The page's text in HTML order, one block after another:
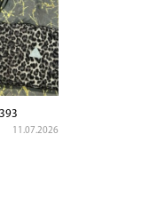
11.07.2026